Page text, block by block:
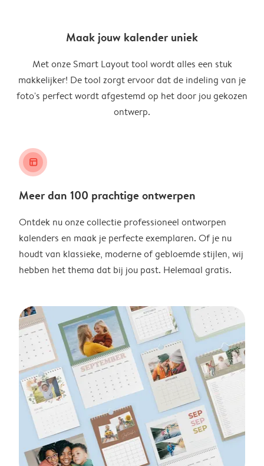
Maak jouw kalender uniek
Met onze Smart Layout tool wordt alles een stuk
makkelijker! De tool zorgt ervoor dat de indeling van je
foto's perfect wordt afgestemd op het door jou gekozen
ontwerp.
layout_alt
Meer dan 100 prachtige ontwerpen
Ontdek nu onze collectie professioneel ontworpen
kalenders en maak je perfecte exemplaren. Of je nu
houdt van klassieke, moderne of gebloemde stijlen, wij
hebben het thema dat bij jou past. Helemaal gratis.